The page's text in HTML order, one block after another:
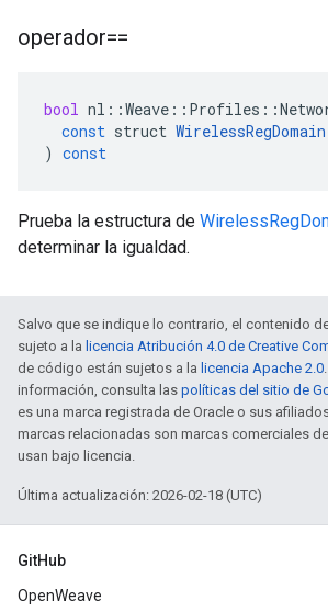
operador==
bool nl ::Weave :: Profiles ::
const struct WirelessRegDomain
) const
Prueba la estructura de
determinar la igualdad.
Salvo que se indique lo contrario, el contenido
sujeto a la licencia Atribución 4.0 de Creative
de código están sujetos a la licencia Apache 2.0
información, consulta las políticas del sitio de
es una marca registrada de Oracle o sus
marcas relacionadas son marcas comerciales
usan bajo licencia.
Última actualización: 2026-02-18 (UTC)
GitHub
OpenWeave